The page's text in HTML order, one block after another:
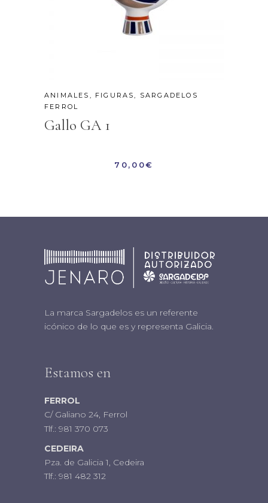
ANIMALES , FIGURAS, SARGADELOS
FERROL
Gallo GA 1
70,00€
La marca Sargadelos es un referente
icónico de lo que es y representa Galicia.
Estamos en
FERROL
C/ Galiano 24, Ferrol
Tlf.: 981 370 073
CEDEIRA
Pza. de Galicia 1, Cedeira
Tlf.: 981 482 312